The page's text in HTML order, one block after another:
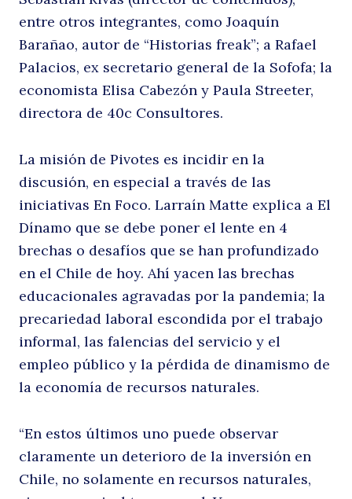
entre otros integrantes, como Joaquín
Barañao, autor de “Historias freak”; a Rafael
Palacios, ex secretario general de la Sofofa; la
economista Elisa Cabezón y Paula Streeter,
directora de 40c Consultores.
La misión de Pivotes es incidir en la
discusión, en especial a través de las
iniciativas En Foco. Larraín Matte explica a El
Dínamo que se debe poner el lente en 4
brechas o desafíos que se han profundizado
en el Chile de hoy. Ahí yacen las brechas
educacionales agravadas por la pandemia; la
precariedad laboral escondida por el trabajo
informal, las falencias del servicio y el
empleo público y la pérdida de dinamismo de
la economía de recursos naturales.
“En estos últimos uno puede observar
claramente un deterioro de la inversión en
Chile, no solamente en recursos naturales,